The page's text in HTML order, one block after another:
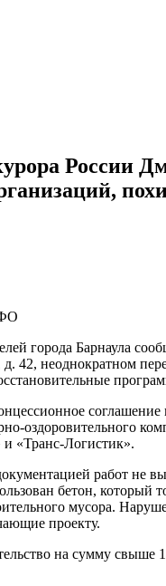
России
города Барнаула
42, неоднократном
оздоровительного
«Транс-Логистик».
работ не
бетон, который
мусора.
проекту.
на сумму